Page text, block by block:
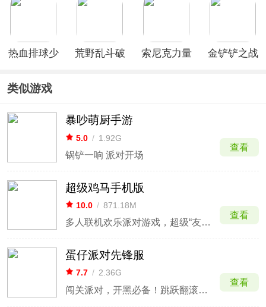
热血排球少
荒野乱斗破
索尼克力量
金铲铲之战
类似游戏
暴吵萌厨手游
5.0 / 1.92G
锅铲一响 派对开场
查看
超级鸡马手机版
10.0 / 871.18M
多人联机欢乐派对游戏，超级“友情粉碎机”
查看
蛋仔派对先锋服
7.7 / 2.36G
闯关派对，开黑必备！跳跃翻滚，撞到开花！
查看